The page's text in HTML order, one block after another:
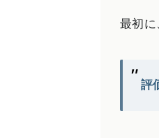
最初に
評